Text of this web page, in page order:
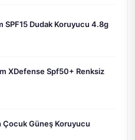
SPF15 Dudak Koruyucu 4.8g
XDefense Spf50+ Renksiz
Güneş Koruyucu